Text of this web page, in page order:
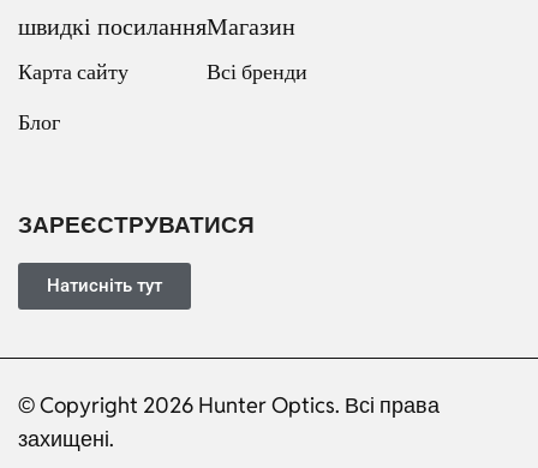
швидкі посилання
Карта сайту
Блог
Магазин
Всі бренди
ЗАРЕЄСТРУВАТИСЯ
Натисніть тут
© Copyright 2026 Hunter Optics. Всі права
захищені.
German
Portuguese